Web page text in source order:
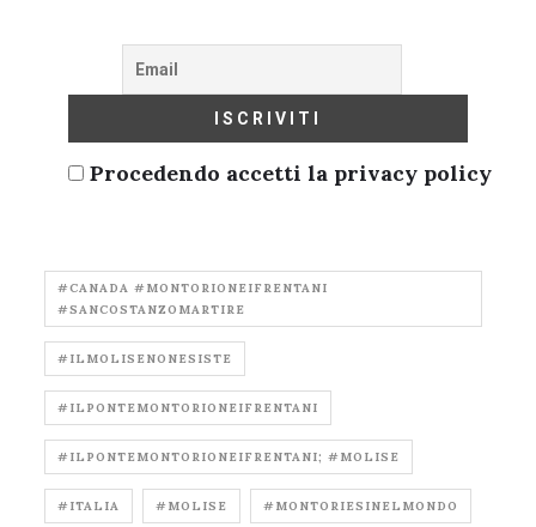
Procedendo accetti la privacy policy
#CANADA #MONTORIONEIFRENTANI
#SANCOSTANZOMARTIRE
#ILMOLISENONESISTE
#ILPONTEMONTORIONEIFRENTANI
#ILPONTEMONTORIONEIFRENTANI; #MOLISE
#ITALIA #MOLISE #MONTORIESINELMONDO